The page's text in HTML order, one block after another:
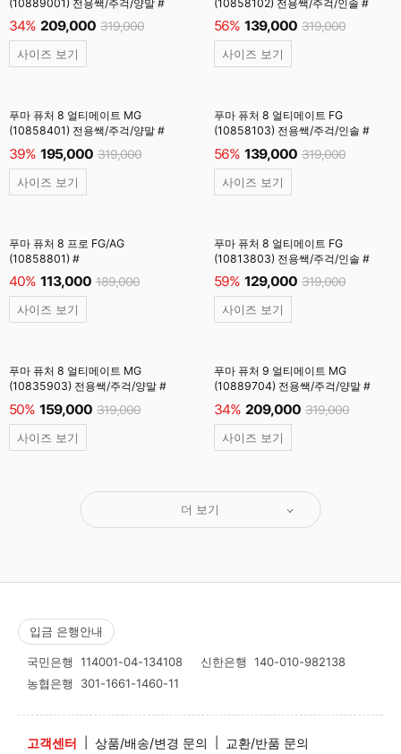
(10889001) 전용쌕/주걱/양말 #
34% 209,000 319,000
사이즈 보기
(10858102) 전용쌕/주걱/인솔 #
56% 139,000 319,000
사이즈 보기
푸마 퓨처 8 얼티메이트 MG
(10858401) 전용쌕/주걱/양말 #
39% 195,000 319,000
사이즈 보기
푸마 퓨처 8 얼티메이트 FG
(10858103) 전용쌕/주걱/인솔 #
56% 139,000 319,000
사이즈 보기
푸마 퓨처 8 프로 FG/AG
(10858801) #
40% 113,000 189,000
사이즈 보기
푸마 퓨처 8 얼티메이트 FG
(10813803) 전용쌕/주걱/인솔 #
59% 129,000 319,000
사이즈 보기
푸마 퓨처 8 얼티메이트 MG
(10835903) 전용쌕/주걱/양말 #
50% 159,000 319,000
사이즈 보기
푸마 퓨처 9 얼티메이트 MG
(10889704) 전용쌕/주걱/양말 #
34% 209,000 319,000
사이즈 보기
더 보기
입금 은행안내
국민은행 114001-04-134108 신한은행 140-010-982138
농협은행 301-1661-1460-11
고객센터 상품/배송/변경 문의 교환/반품 문의